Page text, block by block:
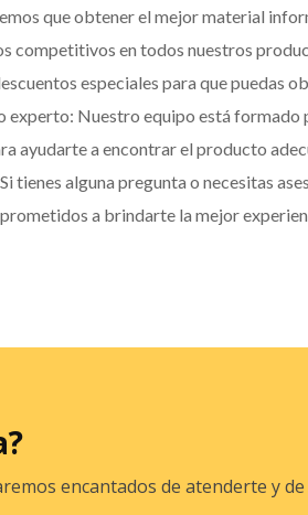
que obtener el mejor material
competitivos en todos nuestros
especiales para que puedas
experto: Nuestro equipo está formado
ayudarte a encontrar el producto
tienes alguna pregunta o necesitas
a brindarte la mejor
encantados de atenderte y